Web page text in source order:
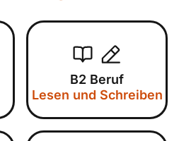
B2 Beruf
Lesen und Schreiben